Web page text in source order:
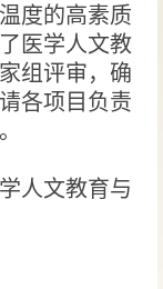
度的高素质
了 医学人文教
组评审，确
各项目 负责
人文教育与